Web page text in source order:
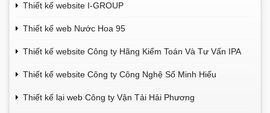
Thiết kế website I-GROUP
Thiết kế web Nước Hoa 95
Thiết kế website Công ty Hãng Kiểm Toán Và Tư Vấn IPA
Thiết kế website Công ty Công Nghệ Số Minh Hiếu
Thiết kế lại web Công ty Vận Tải Hải Phương